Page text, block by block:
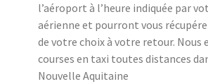
l’aéroport à l’heure indiquée par
aérienne et pourront vous
de votre choix à votre retour. Nous
courses en taxi toutes distances
Nouvelle Aquitaine